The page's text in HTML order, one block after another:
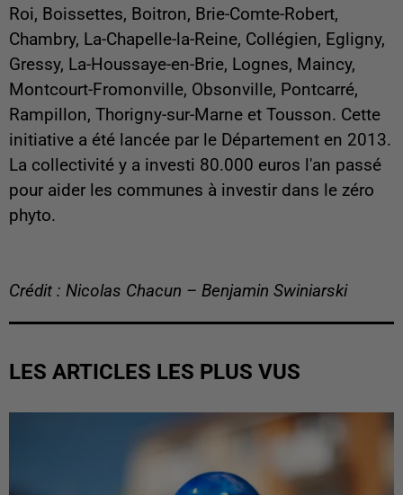
Roi, Boissettes, Boitron, Brie-Comte-Robert,
Chambry, La-Chapelle-la-Reine, Collégien, Egligny,
Gressy, La-Houssaye-en-Brie, Lognes, Maincy,
Montcourt-Fromonville, Obsonville, Pontcarré,
Rampillon, Thorigny-sur-Marne et Tousson. Cette
initiative a été lancée par le Département en 2013.
La collectivité y a investi 80.000 euros l'an passé
pour aider les communes à investir dans le zéro
phyto.
Crédit : Nicolas Chacun – Benjamin Swiniarski
LES ARTICLES LES PLUS VUS